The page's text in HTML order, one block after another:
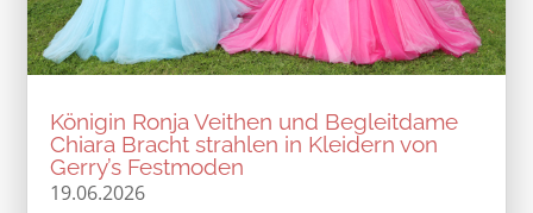
Königin Ronja Veithen und Begleitdame
Chiara Bracht strahlen in Kleidern von
Gerry’s Festmoden
19.06.2026